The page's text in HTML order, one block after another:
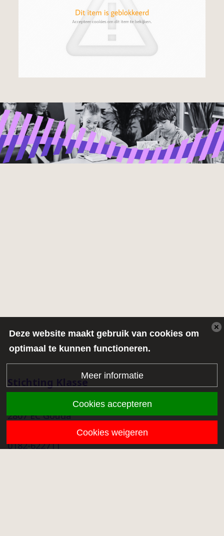
Stichting Klasse
Middenmolenlaan 68a
2807 EC Gouda
info@stichtingklasse.nl
0182-622711
Deze website maakt gebruik van cookies om
optimaal te kunnen functioneren.
Meer informatie
Cookies accepteren
Cookies weigeren